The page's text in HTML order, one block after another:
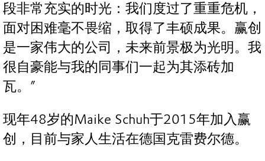
段非常充实的时光：我们度过了重重危机，
面对困难毫不畏缩，取得了丰硕成果。赢创
是一家伟大的公司，未来前景极为光明。我
很自豪能与我的同事们一起为其添砖加
瓦。”
现年48岁的Maike Schuh于2015年加入赢
创，目前与家人生活在德国克雷费尔德。